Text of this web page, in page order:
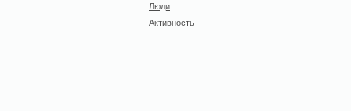
Люди
Активность